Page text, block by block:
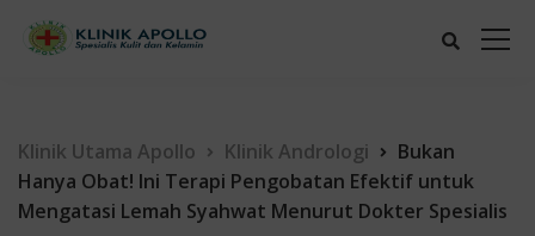
Klinik Utama Apollo Klinik Andrologi
Bukan
Hanya Obat! Ini Terapi Pengobatan Efektif untuk
Mengatasi Lemah Syahwat Menurut Dokter Spesialis